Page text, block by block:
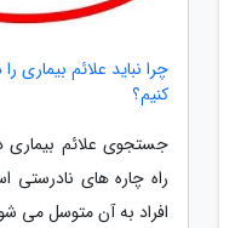
چرا نباید علائم بیماری
کنیم؟
جستجوی علائم بیماری
راه چاره های نادرستی
افراد به آن متوسل می